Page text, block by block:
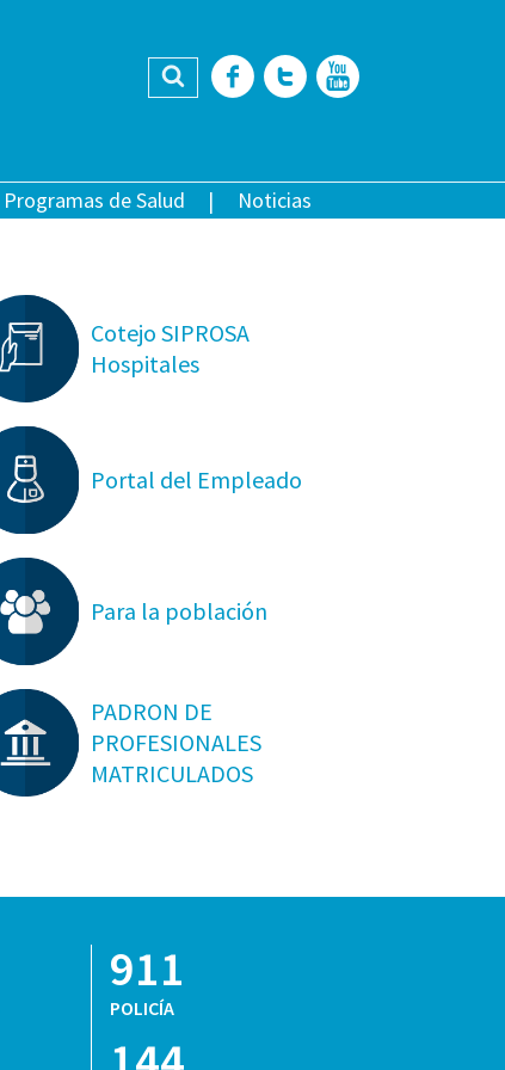
Buscar Facebook
Twitter
Programas de Salud Noticias
Cotejo SIPROSA
Hospitales
Portal del Empleado
Para la población
PADRON DE
PROFESIONALES
MATRICULADOS
911
POLICÍA